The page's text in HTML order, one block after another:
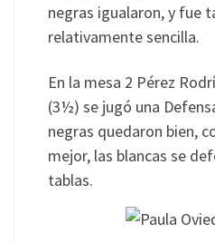
negras igualaron, y fue
relativamente sencilla.
En la mesa 2 Pérez
(3½) se jugó una
negras quedaron bien,
mejor, las blancas se
tablas.